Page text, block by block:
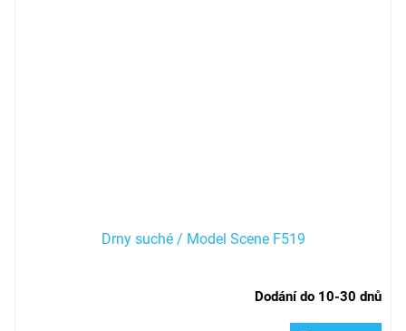
Drny suché / Model Scene F519
Dodání do 10-30 dnů